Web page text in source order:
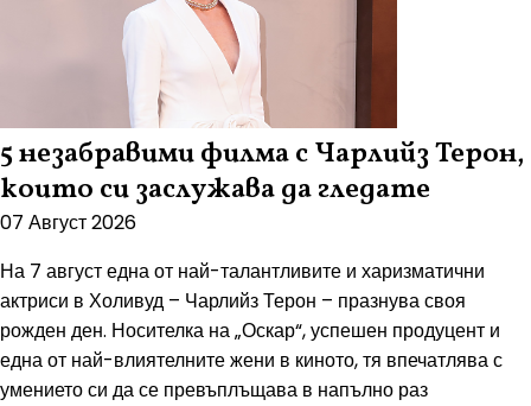
5 незабравими филма с Чарлийз Терон,
които си заслужава да гледате
07 Август 2026
На 7 август една от най-талантливите и харизматични
актриси в Холивуд – Чарлийз Терон – празнува своя
рожден ден. Носителка на „Оскар“, успешен продуцент и
една от най-влиятелните жени в киното, тя впечатлява с
умението си да се превъплъщава в напълно раз